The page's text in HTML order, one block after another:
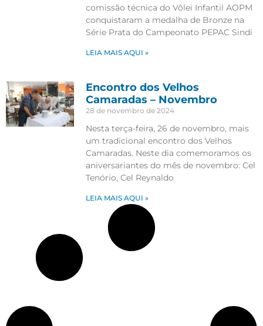
comissão técnica do Vôlei Infantil AOPM
conquistaram a medalha de Bronze na
Série Prata do Campeonato PEPAC Sindi
LEIA MAIS AQUI »
Encontro dos Velhos
Camaradas – Novembro
28 de novembro de 2024
Nesta terça-feira, 26 de novembro, mais
um tradicional encontro dos Velhos
Camaradas. Neste dia comemoramos os
aniversariantes do mês de novembro: Cel
Tenório, Cel Reynaldo
LEIA MAIS AQUI »